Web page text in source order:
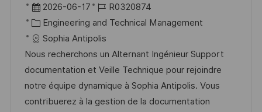
e
t
r
t
D
a
t
u
m
d
e
2026-06-17
J
o
b
-
I
D
R0320874
K
a
t
e
g
o
Engineering and Technical Management
Sophia Antipolis
Nous recherchons un Alternant Ingénieur Support
documentation et Veille Technique pour rejoindre
notre équipe dynamique à Sophia Antipolis. Vous
contribuerez à la gestion de la documentation